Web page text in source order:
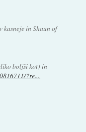
kasneje in Shaun of
boljši kot) in
?re...,